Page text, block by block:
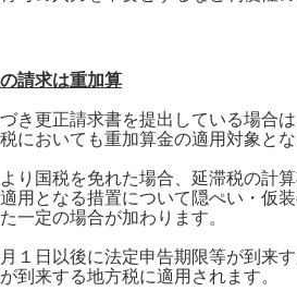
請求は重加算
き更正請求書を提出している場合
においても重加算金の適用対象とな
り国税を免れた場合、延滞税の計
用となる措置について隠ぺい・仮
一定の場合が加わります。
１日以後に法定申告期限等が到来
到来する地方税に適用されます。